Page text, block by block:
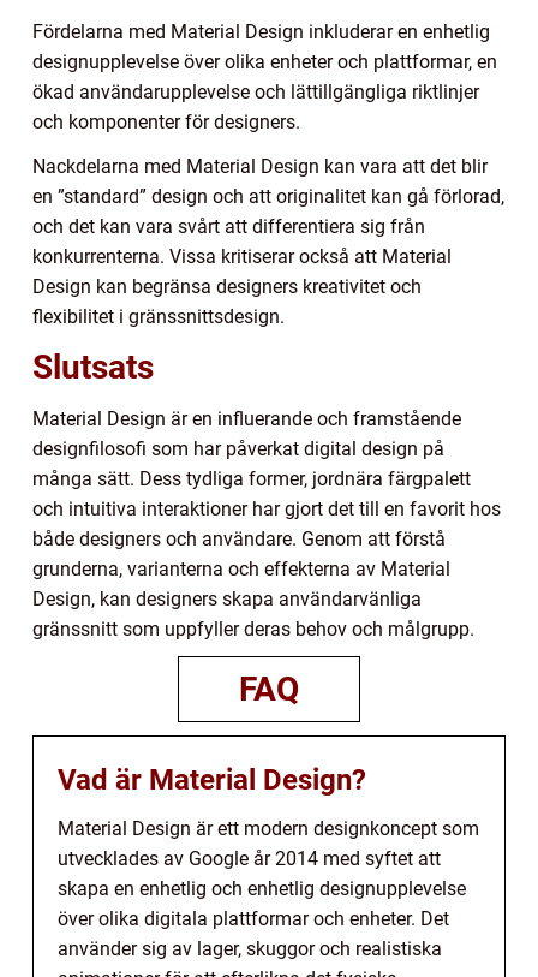
Fördelarna med Material Design inkluderar en enhetlig
designupplevelse över olika enheter och plattformar, en
ökad användarupplevelse och lättillgängliga riktlinjer
och komponenter för designers.
Nackdelarna med Material Design kan vara att det blir
en ”standard” design och att originalitet kan gå förlorad,
och det kan vara svårt att differentiera sig från
konkurrenterna. Vissa kritiserar också att Material
Design kan begränsa designers kreativitet och
flexibilitet i gränssnittsdesign.
Slutsats
Material Design är en influerande och framstående
designfilosofi som har påverkat digital design på
många sätt. Dess tydliga former, jordnära färgpalett
och intuitiva interaktioner har gjort det till en favorit hos
både designers och användare. Genom att förstå
grunderna, varianterna och effekterna av Material
Design, kan designers skapa användarvänliga
gränssnitt som uppfyller deras behov och målgrupp.
FAQ
Vad är Material Design?
Material Design är ett modern designkoncept som
utvecklades av Google år 2014 med syftet att
skapa en enhetlig och enhetlig designupplevelse
över olika digitala plattformar och enheter. Det
använder sig av lager, skuggor och realistiska